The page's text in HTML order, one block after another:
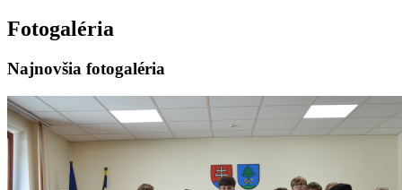
Fotogaléria
Najnovšia fotogaléria